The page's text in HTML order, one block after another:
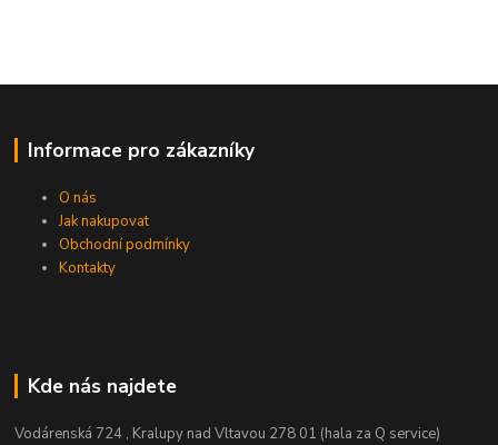
Informace pro zákazníky
O nás
Jak nakupovat
Obchodní podmínky
Kontakty
Kde nás najdete
Vodárenská 724 , Kralupy nad Vltavou 278 01 (hala za Q service)